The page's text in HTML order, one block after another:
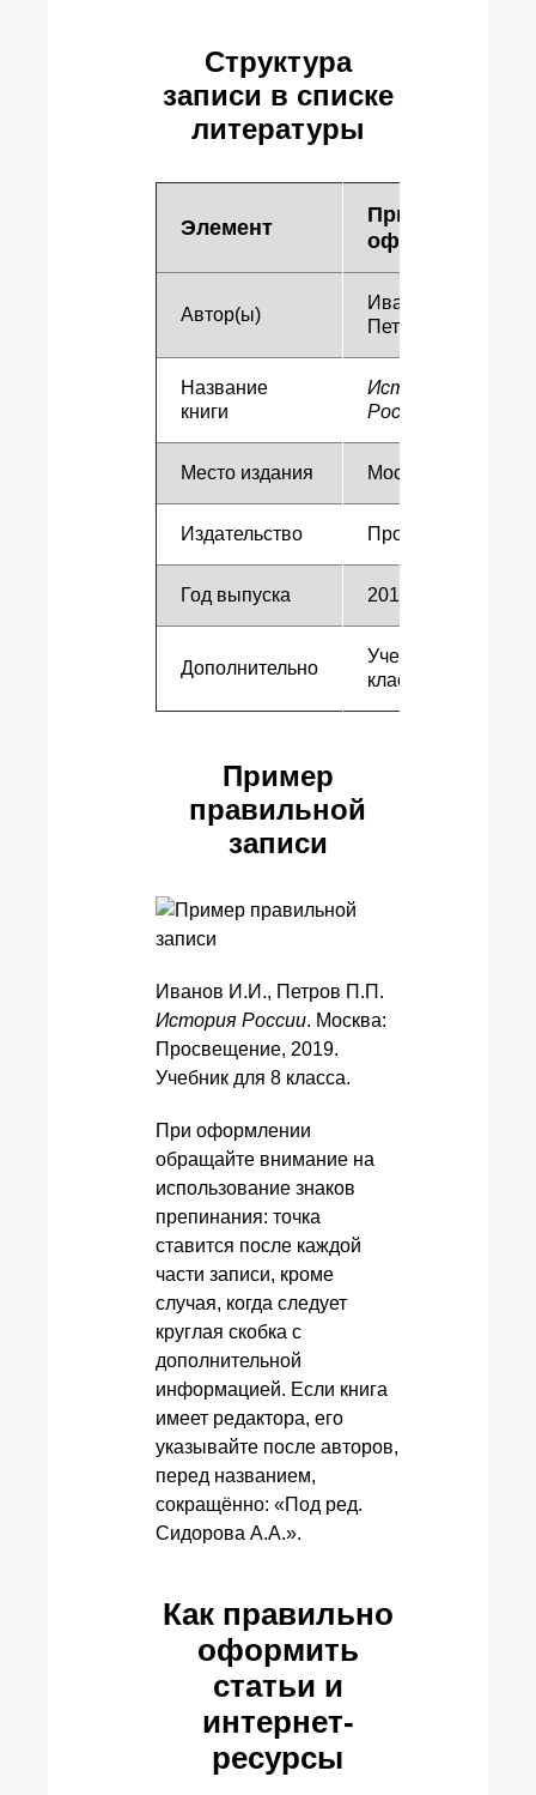
Структура
записи в списке
литературы
Элемент
Пример
оформления
Автор(ы)
Иванов И.И.,
Петров П.П.
Название
книги
История
России
Место издания Москва
Издательство Просвещение
Год выпуска 2019
Дополнительно
Учебник для 8
класса
Пример
правильной
записи
Иванов И.И., Петров П.П.
История России. Москва:
Просвещение, 2019.
Учебник для 8 класса.
При оформлении
обращайте внимание на
использование знаков
препинания: точка
ставится после каждой
части записи, кроме
случая, когда следует
круглая скобка с
дополнительной
информацией. Если книга
имеет редактора, его
указывайте после авторов,
перед названием,
сокращённо: «Под ред.
Сидорова А.А.».
Как правильно
оформить
статьи и
интернет-
ресурсы